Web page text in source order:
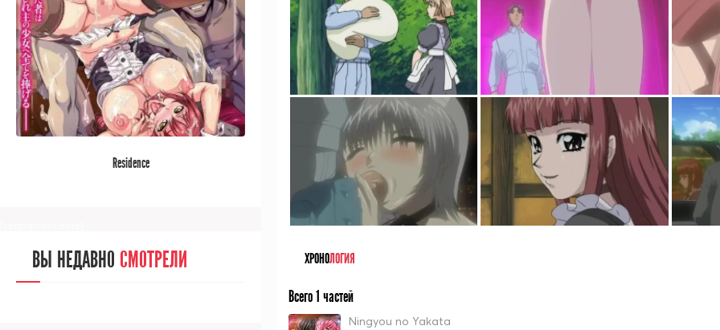
ХРОНОЛОГИЯ
Всего 1 частей
Ningyou no Yakata
ВЫ НЕДАВНОСМОТРЕЛИ
[/senpainoticeme]
САМЫЙ ПОПУЛЯРНЫЙ АНИМЕ
Residence
ВЫ НЕДАВНО СМОТРЕЛИ